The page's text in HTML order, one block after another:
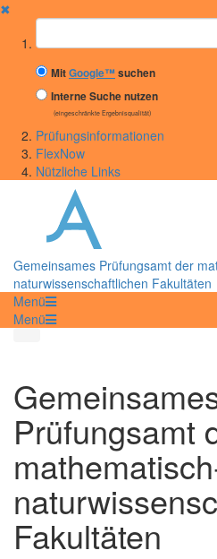
✖
Suchbegriff
MitGoogle™suchen
Interne Suche nutzen
(eingeschränkte Ergebnisqualität)
Prüfungsinformationen
FlexNow
Nützliche Links
Gemeinsames Prüfungsamt der
naturwissenschaftlichen Fakultäten
Menü
Menü
Prüfungsamt
Fakultäten